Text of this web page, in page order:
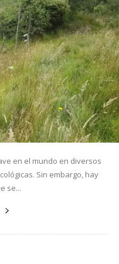
en el mundo en diversos
Sin embargo, hay
se...